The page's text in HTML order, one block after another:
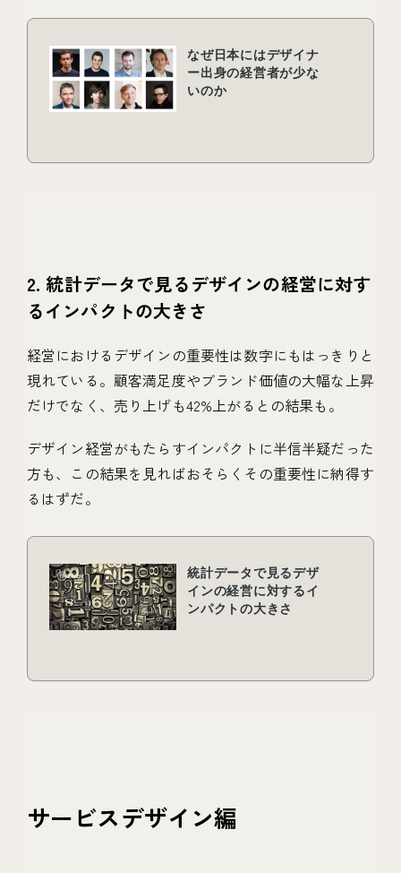
2. 統計データで見るデザインの経営に対す
るインパクトの大きさ
経営におけるデザインの重要性は数字にもはっきりと
現れている。顧客満足度やブランド価値の大幅な上昇
だけでなく、売り上げも42%上がるとの結果も。
デザイン経営がもたらすインパクトに半信半疑だった
方も、この結果を見ればおそらくその重要性に納得す
るはずだ。
サービスデザイン編